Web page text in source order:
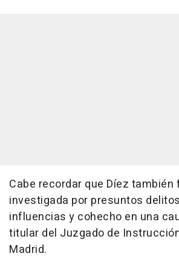
Cabe recordar que Díez
investigada por presuntos
influencias y cohecho en una
titular del Juzgado de
Madrid.